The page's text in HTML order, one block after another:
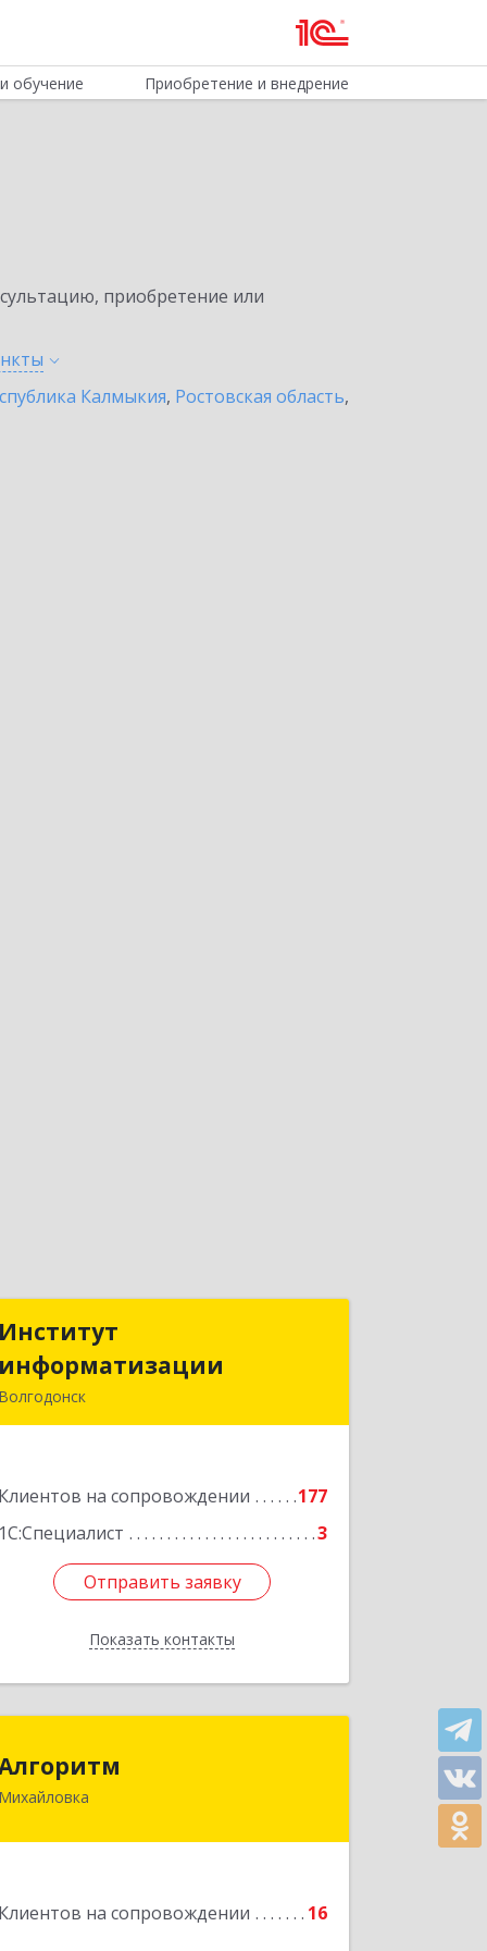
обучение Приобретение и внедрение
приобретение или
Калмыкия, Ростовская область,
Институт
информатизации
Волгодонск
Клиентов на сопровождении
177
1С:Специалист
3
Отправить заявку
Показать контакты
информатизации
Подробнее
Отправить заявку
Назад
Михайловка
Клиентов на сопровождении 16